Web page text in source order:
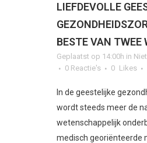
LIEFDEVOLLE
BESTE VAN TWEE
Geplaatst op 14:00h in
0 Reactie's
0 Likes
In de geestelijke
wordt steeds meer de
wetenschappelijk
medisch georiënteerde